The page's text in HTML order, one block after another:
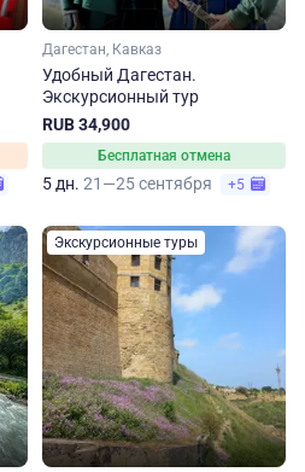
Дагестан, Кавказ
Удобный Дагестан.
Экскурсионный тур
RUB 34,900
Бесплатная отмена
5 дн. 21—25 сентября +5
Экскурсионные туры